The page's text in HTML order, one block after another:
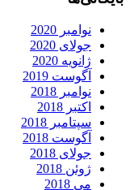
نوامبر 2020
جولای 2020
ژانویه 2020
آگوست 2019
نوامبر 2018
اکتبر 2018
سپتامبر 2018
آگوست 2018
جولای 2018
ژوئن 2018
می 2018